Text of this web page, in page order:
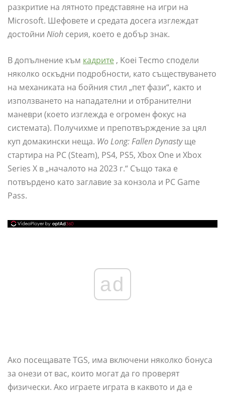
разкритие на лятното представяне на игри на
Microsoft. Шефовете и средата досега изглеждат
достойни Nioh серия, което е добър знак.
В допълнение към кадрите , Koei Tecmo сподели
няколко оскъдни подробности, като съществуването
на механиката на бойния стил „пет фази“, както и
използването на нападателни и отбранителни
маневри (което изглежда е огромен фокус на
системата). Получихме и препотвърждение за цял
куп домакински неща. Wo Long: Fallen Dynastyще
стартира на PC (Steam), PS4, PS5, Xbox One и Xbox
Series X в „началото на 2023 г.“ Също така е
потвърдено като заглавие за конзола и PC Game
Pass.
ad
Ако посещавате TGS, има включени няколко бонуса
за онези от вас, които могат да го проверят
физически. Ако играете играта в каквото и да е